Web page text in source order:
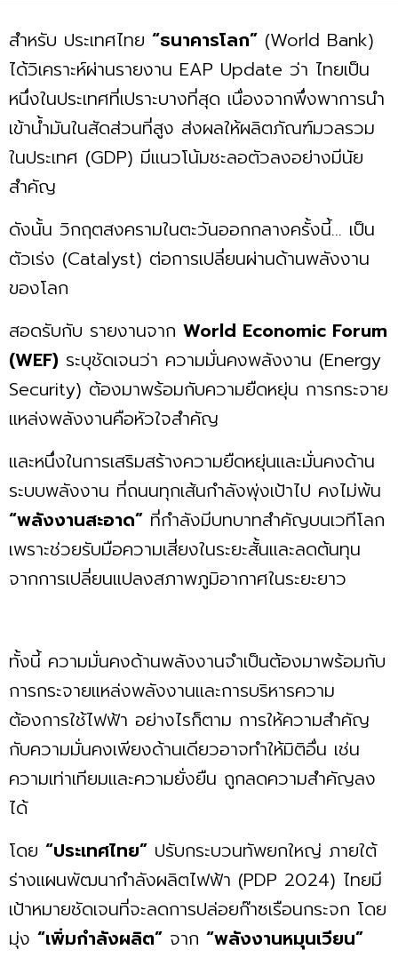
สำหรับ ประเทศไทย “ธนาคารโลก” (World Bank)
ได้วิเคราะห์ผ่านรายงาน EAP Update ว่า ไทยเป็น
หนึ่งในประเทศที่เปราะบางที่สุด เนื่องจากพึ่งพาการนำ
เข้าน้ำมันในสัดส่วนที่สูง ส่งผลให้ผลิตภัณฑ์มวลรวม
ในประเทศ (GDP) มีแนวโน้มชะลอตัวลงอย่างมีนัย
สำคัญ
ดังนั้น วิกฤตสงครามในตะวันออกกลางครั้งนี้... เป็น
ตัวเร่ง (Catalyst) ต่อการเปลี่ยนผ่านด้านพลังงาน
ของโลก
สอดรับกับ รายงานจาก World Economic Forum
(WEF) ระบุชัดเจนว่า ความมั่นคงพลังงาน (Energy
Security) ต้องมาพร้อมกับความยืดหยุ่น การกระจาย
แหล่งพลังงานคือหัวใจสำคัญ
และหนึ่งในการเสริมสร้างความยืดหยุ่นและมั่นคงด้าน
ระบบพลังงาน ที่ถนนทุกเส้นกำลังพุ่งเป้าไป คงไม่พ้น
“พลังงานสะอาด” ที่กำลังมีบทบาทสำคัญบนเวทีโลก
เพราะช่วยรับมือความเสี่ยงในระยะสั้นและลดต้นทุน
จากการเปลี่ยนแปลงสภาพภูมิอากาศในระยะยาว
ทั้งนี้ ความมั่นคงด้านพลังงานจำเป็นต้องมาพร้อมกับ
การกระจายแหล่งพลังงานและการบริหารความ
ต้องการใช้ไฟฟ้า อย่างไรก็ตาม การให้ความสำคัญ
กับความมั่นคงเพียงด้านเดียวอาจทำให้มิติอื่น เช่น
ความเท่าเทียมและความยั่งยืน ถูกลดความสำคัญลง
ได้
โดย “ประเทศไทย” ปรับกระบวนทัพยกใหญ่ ภายใต้
ร่างแผนพัฒนากำลังผลิตไฟฟ้า (PDP 2024) ไทยมี
เป้าหมายชัดเจนที่จะลดการปล่อยก๊าซเรือนกระจก โดย
มุ่ง “เพิ่มกำลังผลิต” จาก “พลังงานหมุนเวียน”